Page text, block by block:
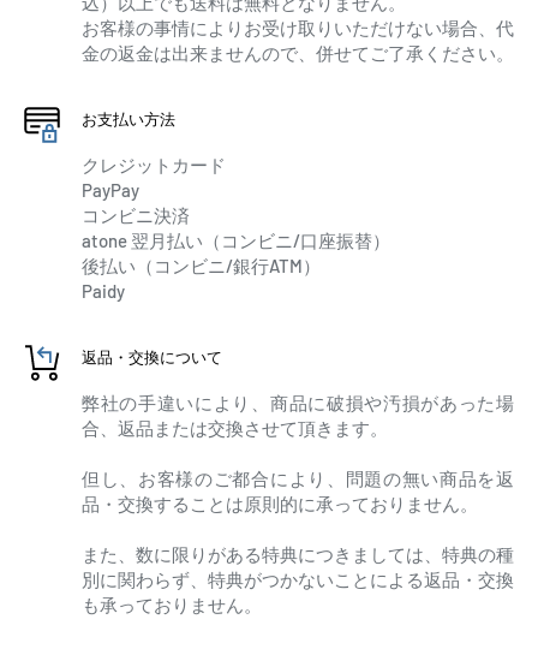
お客様の事情によりお受け取りいただけない場合、代
金の返金は出来ませんので、併せてご了承ください。
お支払い方法
クレジットカード
PayPay
コンビニ決済
atone 翌月払い（コンビニ/口座振替）
後払い（コンビニ/銀行ATM）
Paidy
返品・交換について
弊社の手違いにより、商品に破損や汚損があった場
合、返品または交換させて頂きます。
但し、お客様のご都合により、問題の無い商品を返
品・交換することは原則的に承っておりません。
また、数に限りがある特典につきましては、特典の種
別に関わらず、特典がつかないことによる返品・交換
も承っておりません。